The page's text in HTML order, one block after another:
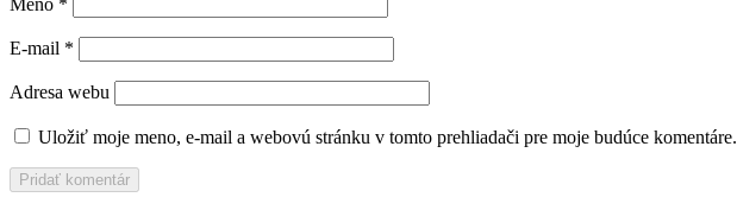
Meno *
E-mail *
Adresa webu
Uložiť moje meno, e-mail a webovú stránku v tomto prehliadači pre moje budúce komentáre.